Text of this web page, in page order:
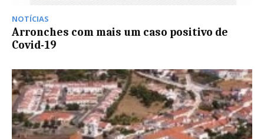
NOTÍCIAS
Arronches com mais um caso positivo de
Covid-19